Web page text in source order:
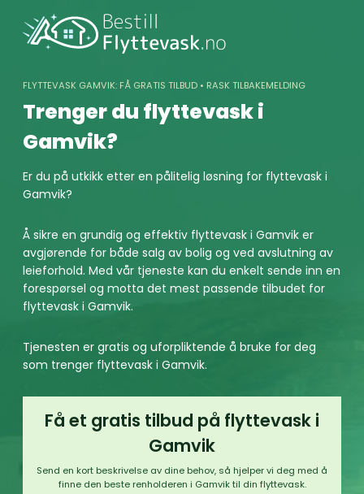
content
FLYTTEVASK GAMVIK: FÅ GRATIS TILBUD • RASK TILBAKEMELDING
Trenger du flyttevask i
Gamvik?
Er du på utkikk etter en pålitelig løsning for flyttevask i
Gamvik?
Å sikre en grundig og effektiv flyttevask i Gamvik er
avgjørende for både salg av bolig og ved avslutning av
leieforhold. Med vår tjeneste kan du enkelt sende inn en
forespørsel og motta det mest passende tilbudet for
flyttevask i Gamvik.
Tjenesten er gratis og uforpliktende å bruke for deg
som trenger flyttevask i Gamvik.
Få et gratis tilbud på flyttevask i
Gamvik
Send en kort beskrivelse av dine behov, så hjelper vi deg med å
finne den beste renholderen i Gamvik til din flyttevask.